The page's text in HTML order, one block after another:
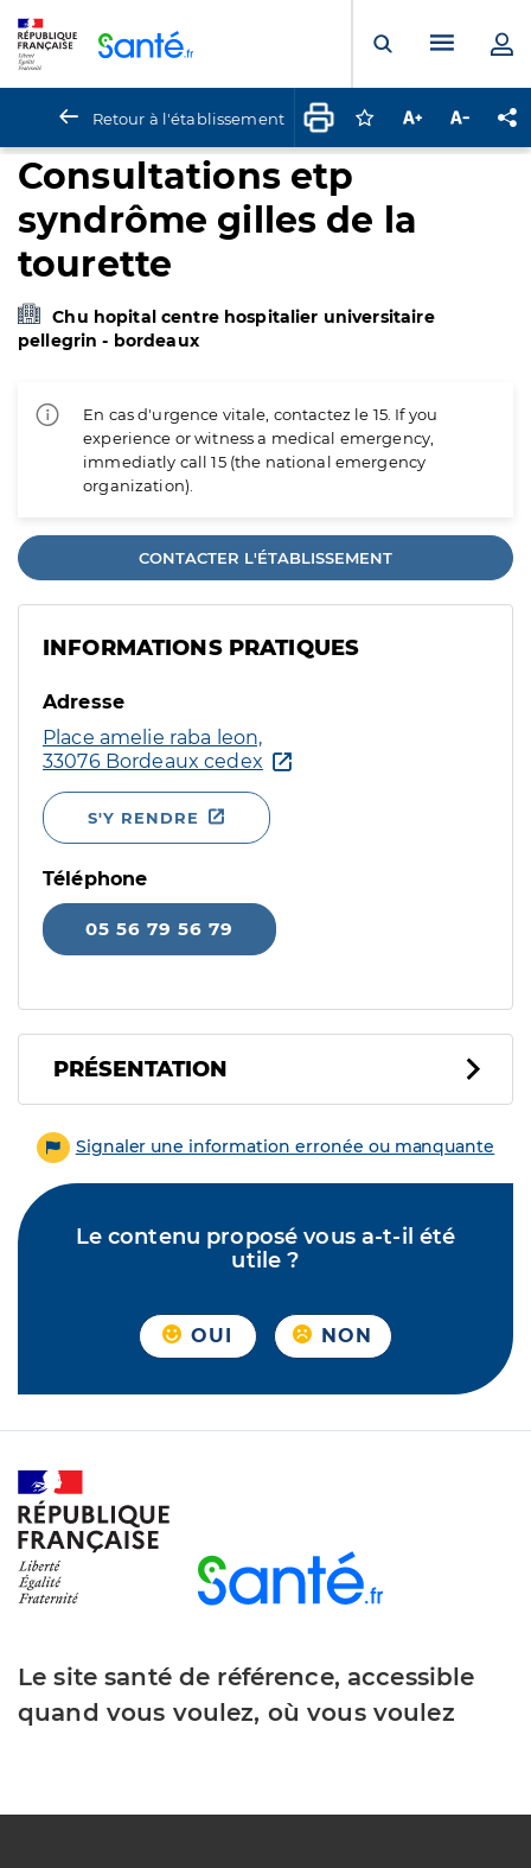
Ouvrir laMenu
Retour à l'établissement Connectez-vous
Augmenter la
Consultations etp
syndrôme gilles de la
tourette
Chu hopital centre hospitalier universitaire
pellegrin - bordeaux
En cas d'urgence vitale, contactez le 15. If you
experience or witness a medical emergency,
immediatly call 15 (the national emergency
organization).
CONTACTER L'ÉTABLISSEMENT
INFORMATIONS PRATIQUES
Adresse
Place amelie raba leon,
33076 Bordeaux cedex
S'Y RENDRE
Téléphone
05 56 79 56 79
PRÉSENTATION
Signaler une information erronée ou manquante
Le contenu proposé vous a-t-il été
utile ?
OUI NON
Le site santé de référence, accessible
quand vous voulez, où vous voulez